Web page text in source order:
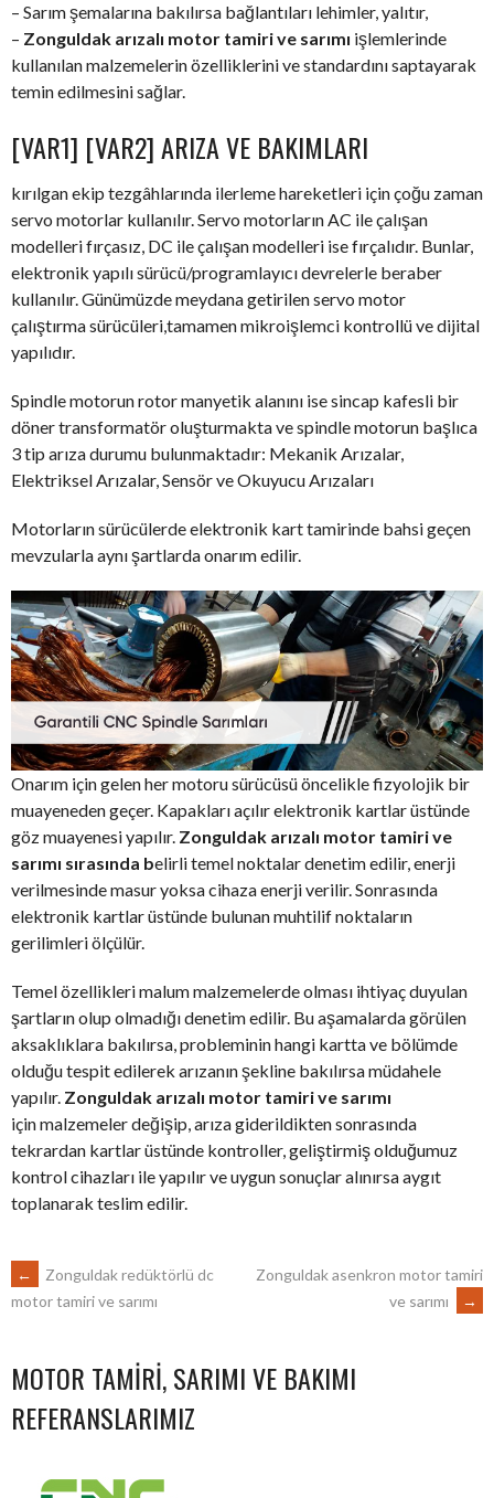
– Sarım şemalarına bakılırsa bağlantıları lehimler, yalıtır,
– Zonguldak arızalı motor tamiri ve sarımı işlemlerinde
kullanılan malzemelerin özelliklerini ve standardını saptayarak
temin edilmesini sağlar.
[VAR1] [VAR2] ARIZA VE BAKIMLARI
kırılgan ekip tezgâhlarında ilerleme hareketleri için çoğu zaman
servo motorlar kullanılır. Servo motorların AC ile çalışan
modelleri fırçasız, DC ile çalışan modelleri ise fırçalıdır. Bunlar,
elektronik yapılı sürücü/programlayıcı devrelerle beraber
kullanılır. Günümüzde meydana getirilen servo motor
çalıştırma sürücüleri,tamamen mikroişlemci kontrollü ve dijital
yapılıdır.
Spindle motorun rotor manyetik alanını ise sincap kafesli bir
döner transformatör oluşturmakta ve spindle motorun başlıca
3 tip arıza durumu bulunmaktadır: Mekanik Arızalar,
Elektriksel Arızalar, Sensör ve Okuyucu Arızaları
Motorların sürücülerde elektronik kart tamirinde bahsi geçen
mevzularla aynı şartlarda onarım edilir.
Onarım için gelen her motoru sürücüsü öncelikle fizyolojik bir
muayeneden geçer. Kapakları açılır elektronik kartlar üstünde
göz muayenesi yapılır. Zonguldak arızalı motor tamiri ve
sarımı sırasında belirli temel noktalar denetim edilir, enerji
verilmesinde masur yoksa cihaza enerji verilir. Sonrasında
elektronik kartlar üstünde bulunan muhtilif noktaların
gerilimleri ölçülür.
Temel özellikleri malum malzemelerde olması ihtiyaç duyulan
şartların olup olmadığı denetim edilir. Bu aşamalarda görülen
aksaklıklara bakılırsa, probleminin hangi kartta ve bölümde
olduğu tespit edilerek arızanın şekline bakılırsa müdahele
yapılır. Zonguldak arızalı motor tamiri ve sarımı
için malzemeler değişip, arıza giderildikten sonrasında
tekrardan kartlar üstünde kontroller, geliştirmiş olduğumuz
kontrol cihazları ile yapılır ve uygun sonuçlar alınırsa aygıt
toplanarak teslim edilir.
POST
NAVIGATION
←
Zonguldak redüktörlü dc
motor tamiri ve sarımı
Zonguldak asenkron motor tamiri
ve sarımı
→
MOTOR TAMIRI, SARIMI VE BAKIMI
REFERANSLARIMIZ